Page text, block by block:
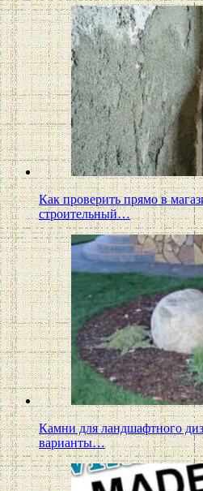
Как проверить прямо в
строительный…
Камни для ландшафтного
варианты…